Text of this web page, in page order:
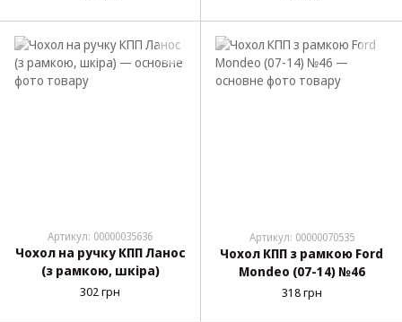
Артикул: 00000035636
Чохол на ручку КПП Ланос
(з рамкою, шкіра)
302 грн
Артикул: 00000070535
Чохол КПП з рамкою Ford
Mondeo (07-14) №46
318 грн